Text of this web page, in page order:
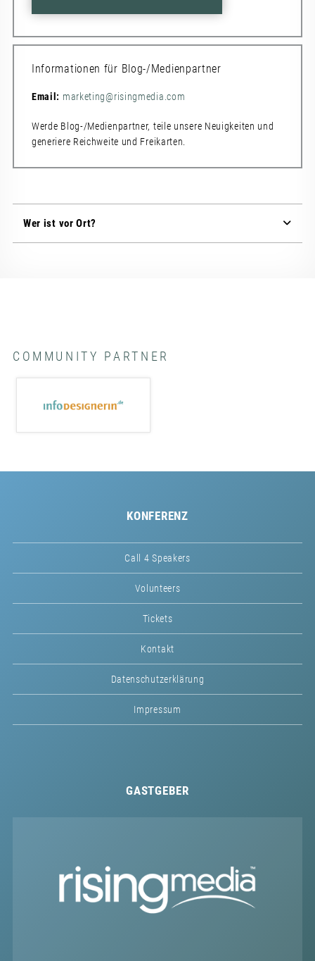
Informationen für Blog-/Medienpartner
Email: marketing@risingmedia.com
Werde Blog-/Medienpartner, teile unsere Neuigkeiten und
generiere Reichweite und Freikarten.
Wer ist vor Ort?
COMMUNITY PARTNER
KONFERENZ
Call 4 Speakers
Volunteers
Tickets
Kontakt
Datenschutzerklärung
Impressum
GASTGEBER